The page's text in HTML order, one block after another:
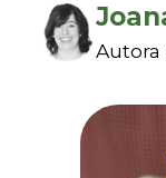
Autora